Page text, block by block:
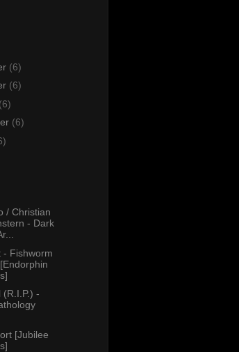
(6)
(6)
(6)
(6)
/ Christian
- Dark
- Fishworm
(R.I.P.) -
[Jubilee